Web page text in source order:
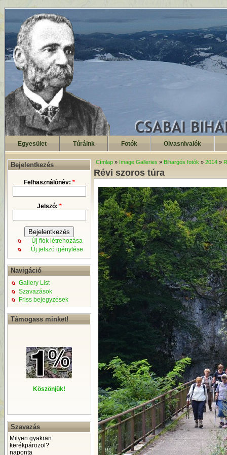
Egyesület Túráink Fotók Olvasnivalók
Bejelentkezés
Felhasználónév: *
Jelszó: *
Új fiók létrehozása
Új jelszó igénylése
Navigáció
Gallery List
Szavazások
Friss bejegyzések
Támogass minket!
Köszönjük!
Szavazás
Milyen gyakran
kerékpározol?
naponta
Címlap » Image Galleries » Bihargós fotók » 2014 »
Révi szoros túra